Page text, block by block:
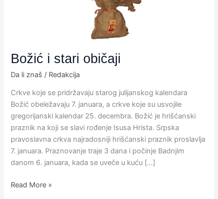
Božić i stari običaji
Da li znaš / Redakcija
Crkve koje se pridržavaju starog julijanskog kalendara
Božić obeležavaju 7. januara, a crkve koje su usvojile
gregorijanski kalendar 25. decembra. Božić je hrišćanski
praznik na koji se slavi rođenje Isusa Hrista. Srpska
pravoslavna crkva najradosniji hrišćanski praznik proslavlja
7. januara. Praznovanje traje 3 dana i počinje Badnjim
danom 6. januara, kada se uveče u kuću […]
Read More »